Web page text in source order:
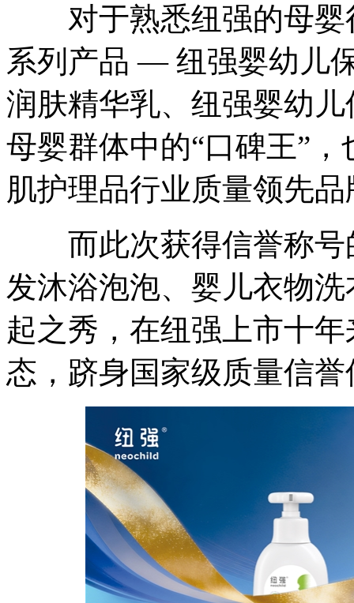
对于熟悉纽强的母婴
系列产品 — 纽强婴幼儿
润肤精华乳、纽强婴幼
母婴群体中的“口碑王”
肌护理品行业质量领先
而此次获得信誉称号
发沐浴泡泡、婴儿衣物
起之秀，在纽强上市十
态，跻身国家级质量信